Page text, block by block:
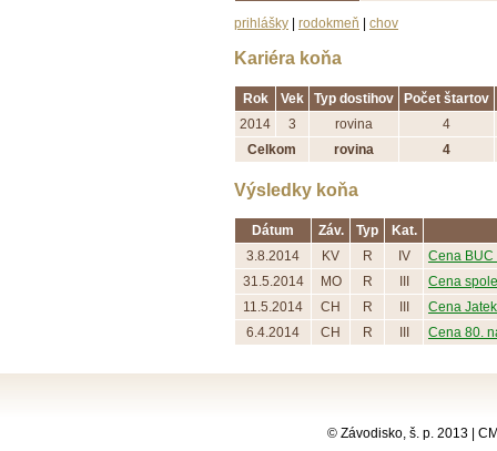
prihlášky rodokmeň chov
Kariéra koňa
Rok Vek Typ dostihov
Počet štartov
2014
3 rovina
4
Celkom
rovina 4
Výsledky koňa
Dátum Záv. Typ
Kat.
3.8.2014
KV R IV
Cena BUC
31.5.2014
MO R
Cena
11.5.2014
CH R
Cena
6.4.2014
CH R Cena 80.
© Závodisko, š. p. 2013 |